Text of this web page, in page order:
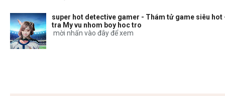
super hot detective gamer - Thám tử game siêu hot
tra My vu nhom boy hoc tro
mời nhấn vào đây để xem